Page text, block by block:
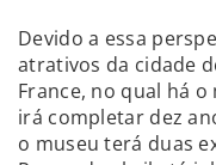
Devido a essa
atrativos da cidade
France, no qual há o
irá completar dez
o museu terá duas